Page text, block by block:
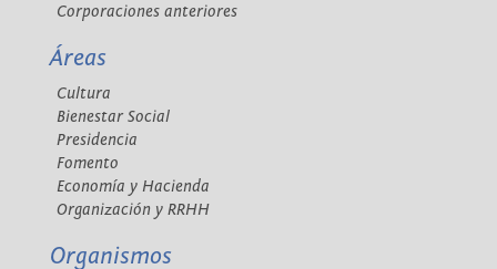
Corporaciones anteriores
Áreas
Cultura
Bienestar Social
Presidencia
Fomento
Economía y Hacienda
Organización y RRHH
Organismos